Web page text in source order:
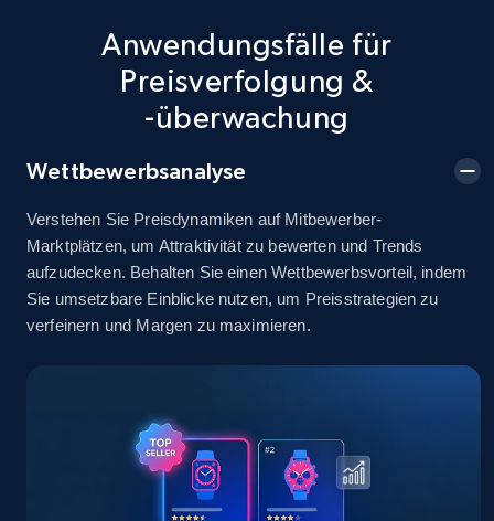
info, Stars, Feedbacks, Return policy, and more.
2.5K+ 378+ Jetzt anfangen
URL, Product id, Title, Seller name, Seller rating,
Seller reviews, Breadcrumbs, Root category, and
more.
eBay - Gather data on products using
specified keywords
URL, Product id, Title, Seller name, Seller rating,
Anwendungsfälle für
Preisverfolgung &
-überwachung
Wettbewerbsanalyse
Verstehen Sie Preisdynamiken auf Mitbewerber-
Marktplätzen, um Attraktivität zu bewerten und Trends
aufzudecken. Behalten Sie einen Wettbewerbsvorteil, indem
Sie umsetzbare Einblicke nutzen, um Preisstrategien zu
verfeinern und Margen zu maximieren.